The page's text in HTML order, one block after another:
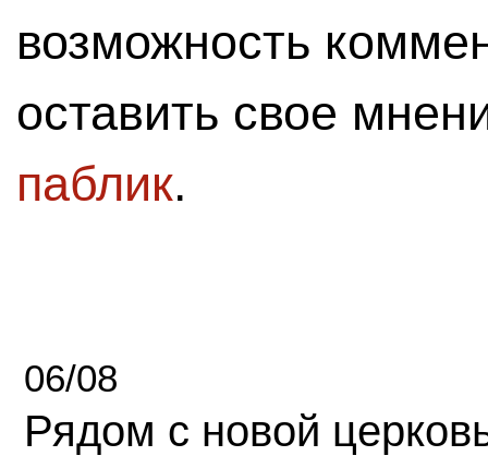
возможность
оставить свое
паблик.
06/08
Рядом с новой